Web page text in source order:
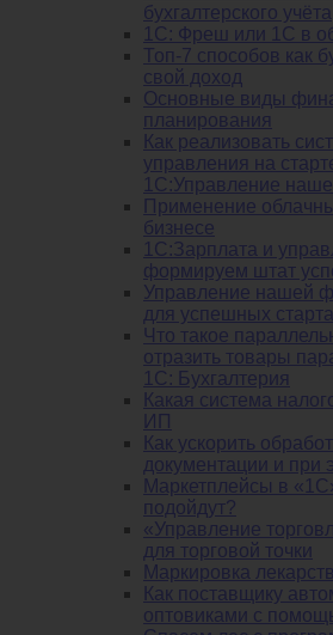
бухгалтерского учёта
1C: Фреш или 1С в
Топ-7 способов как
свой доход
Основные виды
планирования
Как реализовать
управления на
1С:Управление
Применение
бизнесе
1C:Зарплата и
формируем штат
Управление нашей
для успешных
Что такое
отразить товары
1С: Бухгалтерия
Какая система
ИП
Как ускорить
документации и при
Маркетплейсы в
подойдут?
«Управление
для торговой точки
Маркировка
Как поставщику
оптовиками с